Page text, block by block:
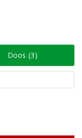
Doos (3)